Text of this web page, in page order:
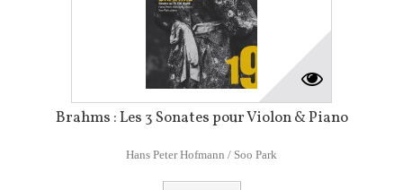
Brahms : Les 3 Sonates pour Violon & Piano
Hans Peter Hofmann / Soo Park